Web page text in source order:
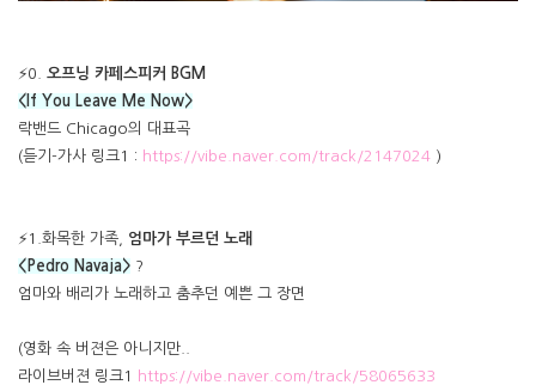
⚡0.
오프닝 카페스피커 BGM
<If You Leave Me Now>
락밴드 Chicago의 대표곡
(듣기-가사 링크1 : https://vibe.naver.com/track/2147024 )
⚡1.화목한 가족, 엄마가 부르던 노래
<Pedro Navaja> ?
엄마와 배리가 노래하고 춤추던 예쁜 그 장면
(영화 속 버젼은 아니지만..
라이브버젼 링크1
https://vibe.naver.com/track/58065633